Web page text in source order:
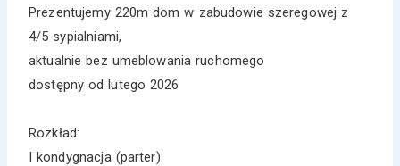
Prezentujemy 220m dom w zabudowie szeregowej z
4/5 sypialniami,
aktualnie bez umeblowania ruchomego
dostępny od lutego 2026
Rozkład:
I kondygnacja (parter):